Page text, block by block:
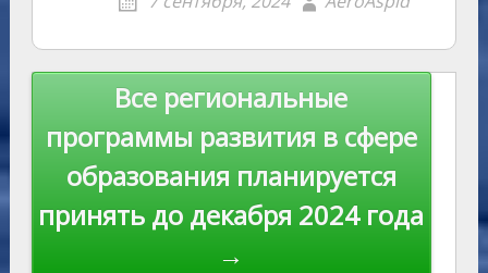
kl
as
s
ni
ki
er u
r
n
al
a
m
A
p
p
e u
st
l y
Li
n
k
Навигация
записям
Все региональные
программы развития в сфере
образования планируется
принять до декабря 2024 года
→